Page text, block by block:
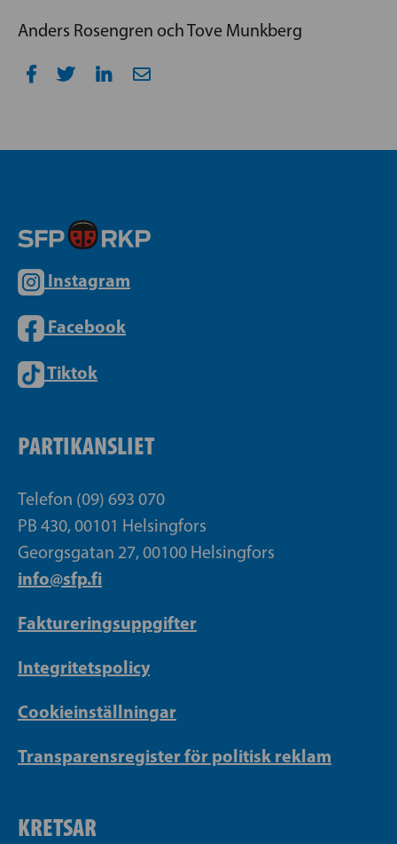
Anders Rosengren och Tove Munkberg
Instagram
Facebook
Tiktok
PARTIKANSLIET
Telefon (09) 693 070
PB 430, 00101 Helsingfors
Georgsgatan 27, 00100 Helsingfors
info@sfp.fi
Faktureringsuppgifter
Integritetspolicy
Cookieinställningar
Transparensregister för politisk reklam
KRETSAR